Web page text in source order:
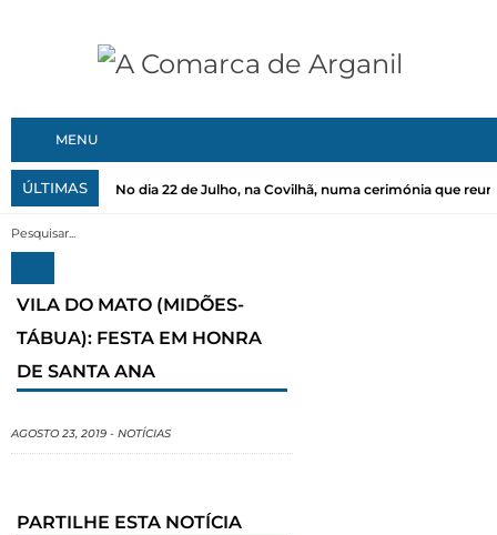
MENU
ÚLTIMAS No dia 22 de Julho, na Covilhã, numa cerimónia que
VILA DO MATO (MIDÕES-
TÁBUA): FESTA EM HONRA
DE SANTA ANA
AGOSTO 23, 2019 - NOTÍCIAS
PARTILHE ESTA NOTÍCIA